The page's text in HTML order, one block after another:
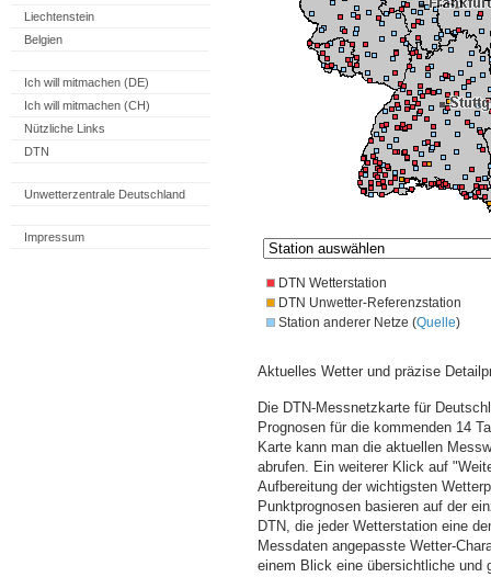
Liechtenstein
Belgien
Ich will mitmachen (DE)
Ich will mitmachen (CH)
Nützliche Links
DTN
Unwetterzentrale Deutschland
Impressum
DTN Wetterstation
DTN Unwetter-Referenzstation
Station anderer Netze (Quelle)
Aktuelles Wetter und präzise
Die DTN-Messnetzkarte für
Prognosen für die kommenden 14
Karte kann man die aktuellen
abrufen. Ein weiterer Klick auf
Aufbereitung der wichtigsten
Punktprognosen basieren auf der
DTN, die jeder Wetterstation eine
Messdaten angepasste Wetter-
einem Blick eine übersichtliche und